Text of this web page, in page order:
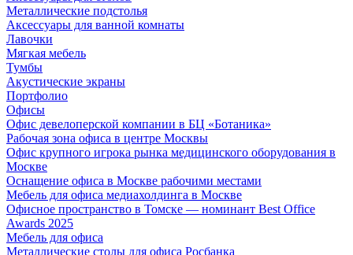
Металлические подстолья
Аксессуары для ванной комнаты
Лавочки
Мягкая мебель
Тумбы
Акустические экраны
Портфолио
Офисы
Офис девелоперской компании в БЦ «Ботаника»
Рабочая зона офиса в центре Москвы
Офис крупного игрока рынка медицинского оборудования в
Москве
Оснащение офиса в Москве рабочими местами
Мебель для офиса медиахолдинга в Москве
Офисное пространство в Томске — номинант Best Office
Awards 2025
Мебель для офиса
Металлические столы для офиса Росбанка